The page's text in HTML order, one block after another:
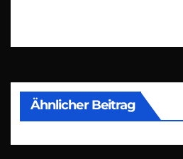
Ähnlicher Beitrag